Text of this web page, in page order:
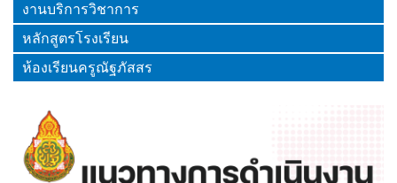
งานบริการวิชาการ
หลักสูตรโรงเรียน
ห้องเรียนครูณัฐภัสสร